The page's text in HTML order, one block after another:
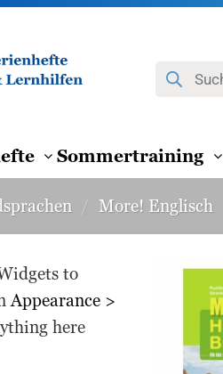
Products
search
Sommertraining
/ More! Englisch
to
Appearance >
here